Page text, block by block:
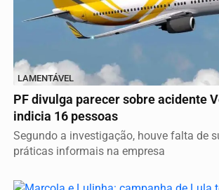
LAMENTÁVEL
PF divulga parecer sobre acidente
indicia 16 pessoas
Segundo a investigação, houve falta de
práticas informais na empresa